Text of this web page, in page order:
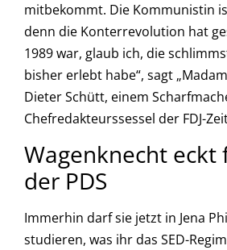
mitbekommt. Die Kommunistin
denn die Konterrevolution hat
1989 war, glaub ich, die
bisher erlebt habe“, sagt
Dieter Schütt, einem
Chefredakteurssessel der FDJ-
Wagenknecht eckt
der PDS
Immerhin darf sie jetzt in Jena
studieren, was ihr das SED-